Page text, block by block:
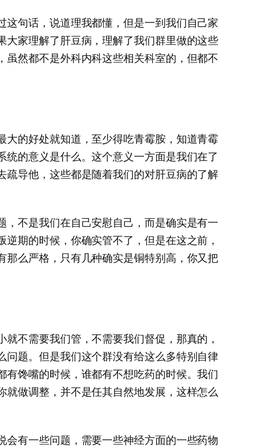
句话，说道理我都懂，但是一到我们自己家
家理解了肝豆病，理解了我们群里做的这些
然都不是外科内科这些相关科室的，但都不
的好处就知道，至少得吃青霉胺，知道青霉
的意义是什么。这个意义一方面是我们在了
导他，这些都是随着我们的对肝豆病的了解
不是我们在自己安慰自己，而是确实是有一
期的时候，你确实管不了，但是在这之前，
么严格，只有几种确实是铜特别高，你又把
不需要我们管，不需要我们督促，那真的，
题。但是我们这个群没有给这么多特别自律
馋嘴的时候，谁都有不想吃药的时候。我们
做调整，并不是任其自然地发展，这样怎么
有一些问题，需要一些神经方面的一些药物